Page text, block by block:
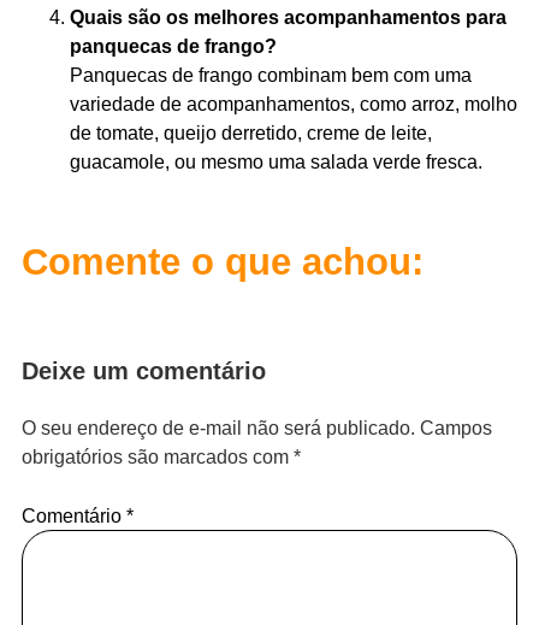
Quais são os melhores acompanhamentos para
panquecas de frango?
Panquecas de frango combinam bem com uma
variedade de acompanhamentos, como arroz, molho
de tomate, queijo derretido, creme de leite,
guacamole, ou mesmo uma salada verde fresca.
Comente o que achou:
Deixe um comentário
O seu endereço de e-mail não será publicado. Campos
obrigatórios são marcados com *
Comentário *